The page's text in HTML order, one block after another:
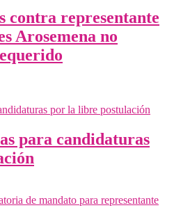
contra representante
Arosemena no
para candidaturas